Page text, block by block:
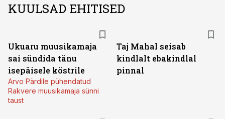
KUULSAD EHITISED
Ukuaru muusikamaja
sai sündida tänu
isepäisele köstrile
Arvo Pärdile pühendatud
Rakvere muusikamaja sünni
taust
Taj Mahal seisab
kindlalt ebakindlal
pinnal